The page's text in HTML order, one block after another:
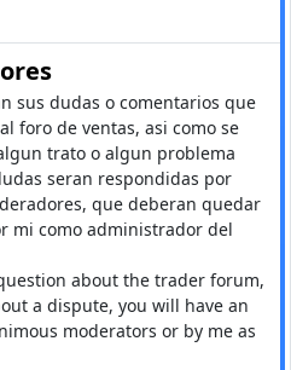
sus dudas o comentarios que
foro de ventas, asi como se
trato o algun problema
seran respondidas por
que deberan quedar
mi como administrador del
about the trader forum,
a dispute, you will have an
moderators or by me as